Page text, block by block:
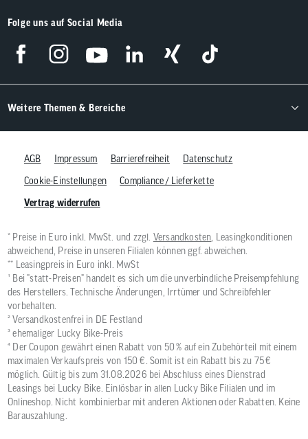
Folge uns auf Social Media
Weitere Themen & Bereiche
AGB Impressum Barrierefreiheit
Datenschutz
Cookie-Einstellungen
Compliance / Lieferkette
Vertrag widerrufen
* Preise in Euro inkl. MwSt. und zzgl. Versandkosten , Leasingkonditionen
abweichend, Preise in unseren Filialen können ggf. abweichen.
** Leasingpreis in Euro inkl. MwSt
¹ Bei "statt-Preisen" handelt es sich um die unverbindliche Preisempfehlung
des Herstellers. Technische Änderungen, Irrtümer und Schreibfehler
vorbehalten.
² Versandkostenfrei in DE Festland
³ ehemaliger Lucky Bike-Preis
⁴ Der Coupon gewährt einen Rabatt von 50 % auf ein Zubehörteil mit einem
maximalen Verkaufspreis von 150 €. Somit ist ein Rabatt bis zu 75 €
möglich. Gültig bis zum 31.08.2026 bei Abschluss eines Dienstrad
Leasings bei Lucky Bike. Einlösbar in allen Lucky Bike Filialen und im
Onlineshop. Nicht kombinierbar mit anderen Aktionen oder Rabatten. Keine
Barauszahlung.